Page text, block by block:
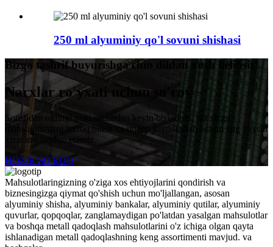
250 ml alyuminiy qo'l sovuni shishasi
Bizga tashrif buyurishga chin dildan xush kelibsiz!
Narxlar ro'yxati uchun so'rov
Sotishdan oldingi yoki sotishdan keyin bo'ladimi, biz sizga
mahsulotimizni tezroq bilish va undan foydalanish uchun eng yaxshi
xizmatni taqdim etamiz.
HOZIR SO'ROQ
Mahsulotlaringizning o'ziga xos ehtiyojlarini qondirish va
biznesingizga qiymat qo'shish uchun mo'ljallangan, asosan
alyuminiy shisha, alyuminiy bankalar, alyuminiy qutilar, alyuminiy
quvurlar, qopqoqlar, zanglamaydigan po'latdan yasalgan mahsulotlar
va boshqa metall qadoqlash mahsulotlarini o'z ichiga olgan qayta
ishlanadigan metall qadoqlashning keng assortimenti mavjud. va